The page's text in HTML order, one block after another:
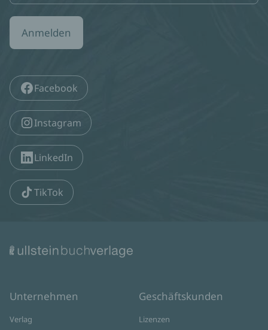
Anmelden
Facebook
Instagram
LinkedIn
TikTok
Unternehmen
Verlag
Geschäftskunden
Lizenzen